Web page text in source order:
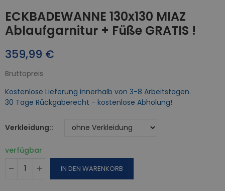
ECKBADEWANNE 130x130 MIAZ
Ablaufgarnitur + Füße GRATIS !
359,99 €
Bruttopreis
Kostenlose Lieferung innerhalb von 3-8 Arbeitstagen.
30 Tage Rückgaberecht - kostenlose Abholung!
Verkleidung:
verfügbar
IN DEN WARENKORB